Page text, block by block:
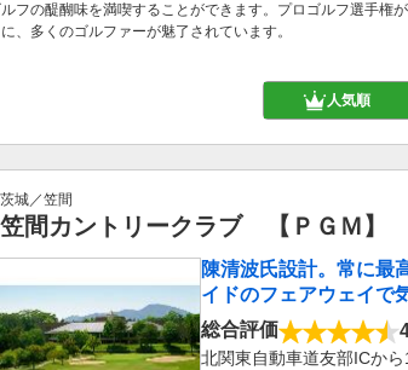
フの醍醐味を満喫することができます。プロゴルフ選手権
、多くのゴルファーが魅了されています。
人気順
茨城／笠間
笠間カントリークラブ 【ＰＧＭ】
陳清波氏設計。常に最
イドのフェアウェイで
総合評価
北関東自動車道友部ICか